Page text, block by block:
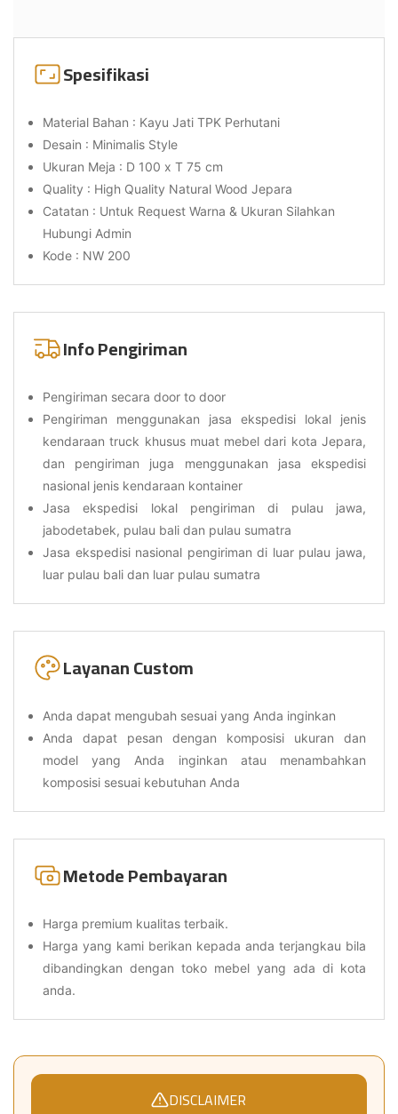
Spesifikasi
Material Bahan : Kayu Jati TPK Perhutani
Desain : Minimalis Style
Ukuran Meja : D 100 x T 75 cm
Quality : High Quality Natural Wood Jepara
Catatan : Untuk Request Warna & Ukuran Silahkan
Hubungi Admin
Kode : NW 200
Info Pengiriman
Pengiriman secara door to door
Pengiriman menggunakan jasa ekspedisi lokal jenis
kendaraan truck khusus muat mebel dari kota Jepara,
dan pengiriman juga menggunakan jasa ekspedisi
nasional jenis kendaraan kontainer
Jasa ekspedisi lokal pengiriman di pulau jawa,
jabodetabek, pulau bali dan pulau sumatra
Jasa ekspedisi nasional pengiriman di luar pulau jawa,
luar pulau bali dan luar pulau sumatra
Layanan Custom
Anda dapat mengubah sesuai yang Anda inginkan
Anda dapat pesan dengan komposisi ukuran dan
model yang Anda inginkan atau menambahkan
komposisi sesuai kebutuhan Anda
Metode Pembayaran
Harga premium kualitas terbaik.
Harga yang kami berikan kepada anda terjangkau bila
dibandingkan dengan toko mebel yang ada di kota
anda.
DISCLAIMER